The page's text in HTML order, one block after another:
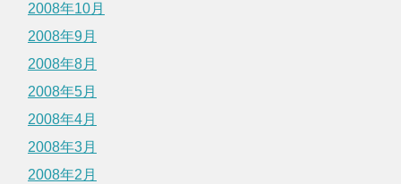
2008年10月
2008年9月
2008年8月
2008年5月
2008年4月
2008年3月
2008年2月